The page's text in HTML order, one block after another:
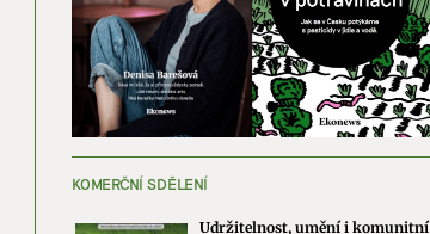
KOMERČNÍ SDĚLENÍ
Udržitelnost, umění i komunitní